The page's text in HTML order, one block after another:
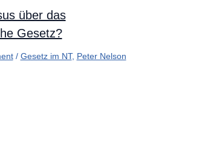
über das
Gesetz?
/ Gesetz im NT, Peter Nelson